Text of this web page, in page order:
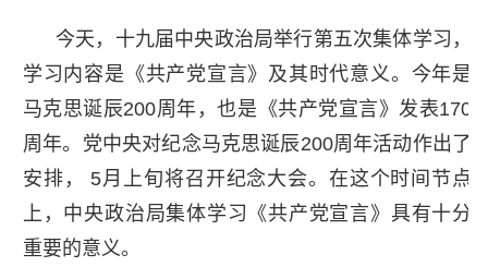
今天，十九届中央政治局举行第五次集体学习，
学习内容是《共产党宣言》及其时代意义。今年是
马克思诞辰200周年，也是《共产党宣言》发表170
周年。党中央对纪念马克思诞辰200周年活动作出了
安排， 5月上旬将召开纪念大会。在这个时间节点
上，中央政治局集体学习《共产党宣言》具有十分
重要的意义。